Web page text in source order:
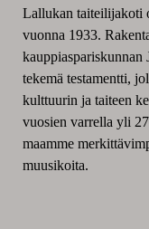
Lallukan taiteilijakoti
vuonna 1933.
tekemä testamentti,
kulttuurin ja taiteen
vuosien varrella yli
maamme
muusikoita.